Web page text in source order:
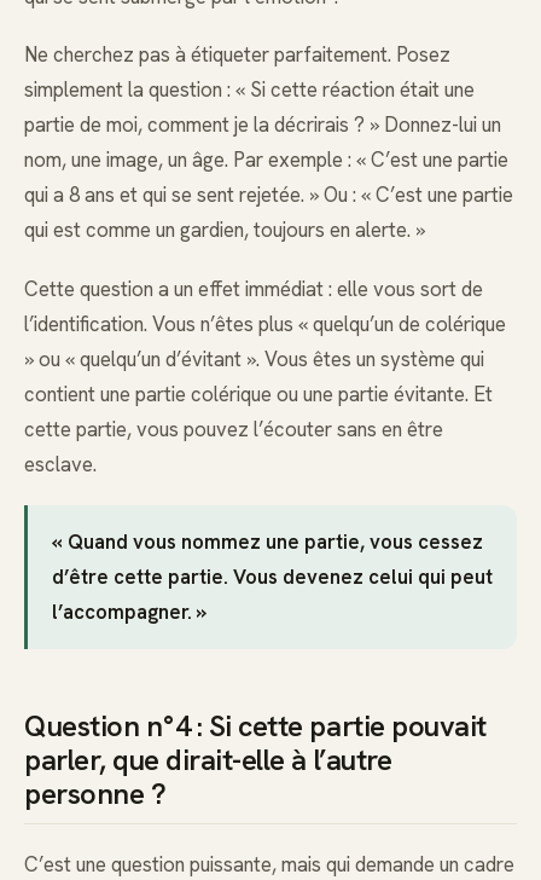
Ne cherchez pas à étiqueter parfaitement. Posez
simplement la question : « Si cette réaction était une
partie de moi, comment je la décrirais ? » Donnez-lui un
nom, une image, un âge. Par exemple : « C’est une partie
qui a 8 ans et qui se sent rejetée. » Ou : « C’est une partie
qui est comme un gardien, toujours en alerte. »
Cette question a un effet immédiat : elle vous sort de
l’identification. Vous n’êtes plus « quelqu’un de colérique
» ou « quelqu’un d’évitant ». Vous êtes un système qui
contient une partie colérique ou une partie évitante. Et
cette partie, vous pouvez l’écouter sans en être
esclave.
« Quand vous nommez une partie, vous cessez
d’être cette partie. Vous devenez celui qui peut
l’accompagner. »
Question n°4 : Si cette partie pouvait
parler, que dirait-elle à l’autre
personne ?
C’est une question puissante, mais qui demande un cadre